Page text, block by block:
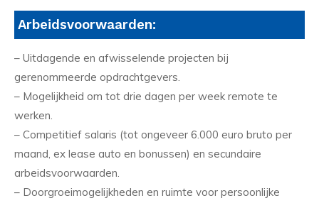
Arbeidsvoorwaarden:
– Uitdagende en afwisselende projecten bij
gerenommeerde opdrachtgevers.
– Mogelijkheid om tot drie dagen per week remote te
werken.
– Competitief salaris (tot ongeveer 6.000 euro bruto per
maand, ex lease auto en bonussen) en secundaire
arbeidsvoorwaarden.
– Doorgroeimogelijkheden en ruimte voor persoonlijke